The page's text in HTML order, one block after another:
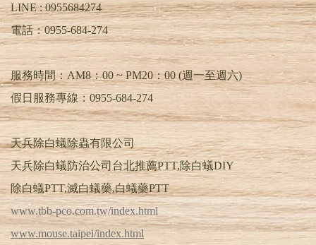
LINE :0955684274
電話：0955-684-274
服務時間：AM8：00 ~ PM20：00 (週一至週六)
假日服務專線：0955-684-274
天兵除白蟻除蟲有限公司
天兵除白蟻防治公司台北推薦PTT,除白蟻DIY
除白蟻PTT,滅白蟻藥,白蟻藥PTT
www.tbb-pco.com.tw/index.html
www.mouse.taipei/index.html